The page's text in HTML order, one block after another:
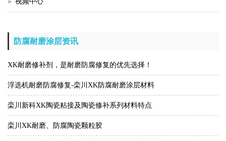
防腐耐磨涂层资讯
XK耐磨修补剂，是耐磨防腐修复的优先选择！
浮选机耐磨防腐修复-栾川XK防腐耐磨涂层材料
栾川新科XK陶瓷粘接及陶瓷修补系列材料特点
栾川XK耐磨、防腐陶瓷颗粒胶